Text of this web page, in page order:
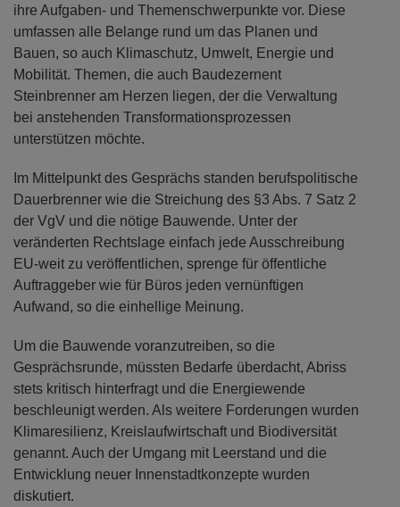
ihre Aufgaben- und Themenschwerpunkte vor. Diese
umfassen alle Belange rund um das Planen und
Bauen, so auch Klimaschutz, Umwelt, Energie und
Mobilität. Themen, die auch Baudezernent
Steinbrenner am Herzen liegen, der die Verwaltung
bei anstehenden Transformationsprozessen
unterstützen möchte.
Im Mittelpunkt des Gesprächs standen berufspolitische
Dauerbrenner wie die Streichung des §3 Abs. 7 Satz 2
der VgV und die nötige Bauwende. Unter der
veränderten Rechtslage einfach jede Ausschreibung
EU-weit zu veröffentlichen, sprenge für öffentliche
Auftraggeber wie für Büros jeden vernünftigen
Aufwand, so die einhellige Meinung.
Um die Bauwende voranzutreiben, so die
Gesprächsrunde, müssten Bedarfe überdacht, Abriss
stets kritisch hinterfragt und die Energiewende
beschleunigt werden. Als weitere Forderungen wurden
Klimaresilienz, Kreislaufwirtschaft und Biodiversität
genannt. Auch der Umgang mit Leerstand und die
Entwicklung neuer Innenstadtkonzepte wurden
diskutiert.